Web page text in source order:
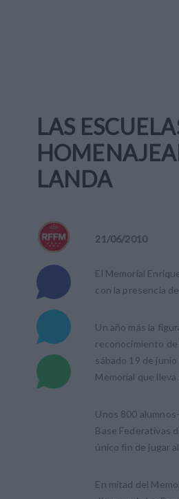
LAS
LANDA
21/06/2010
El Memorial
con la presencia
Un año más la
reconocimiento de
sábado 19 de
Memorial que lleva
Unos 800
Base Federativas
único fin de jugar
En mitad del